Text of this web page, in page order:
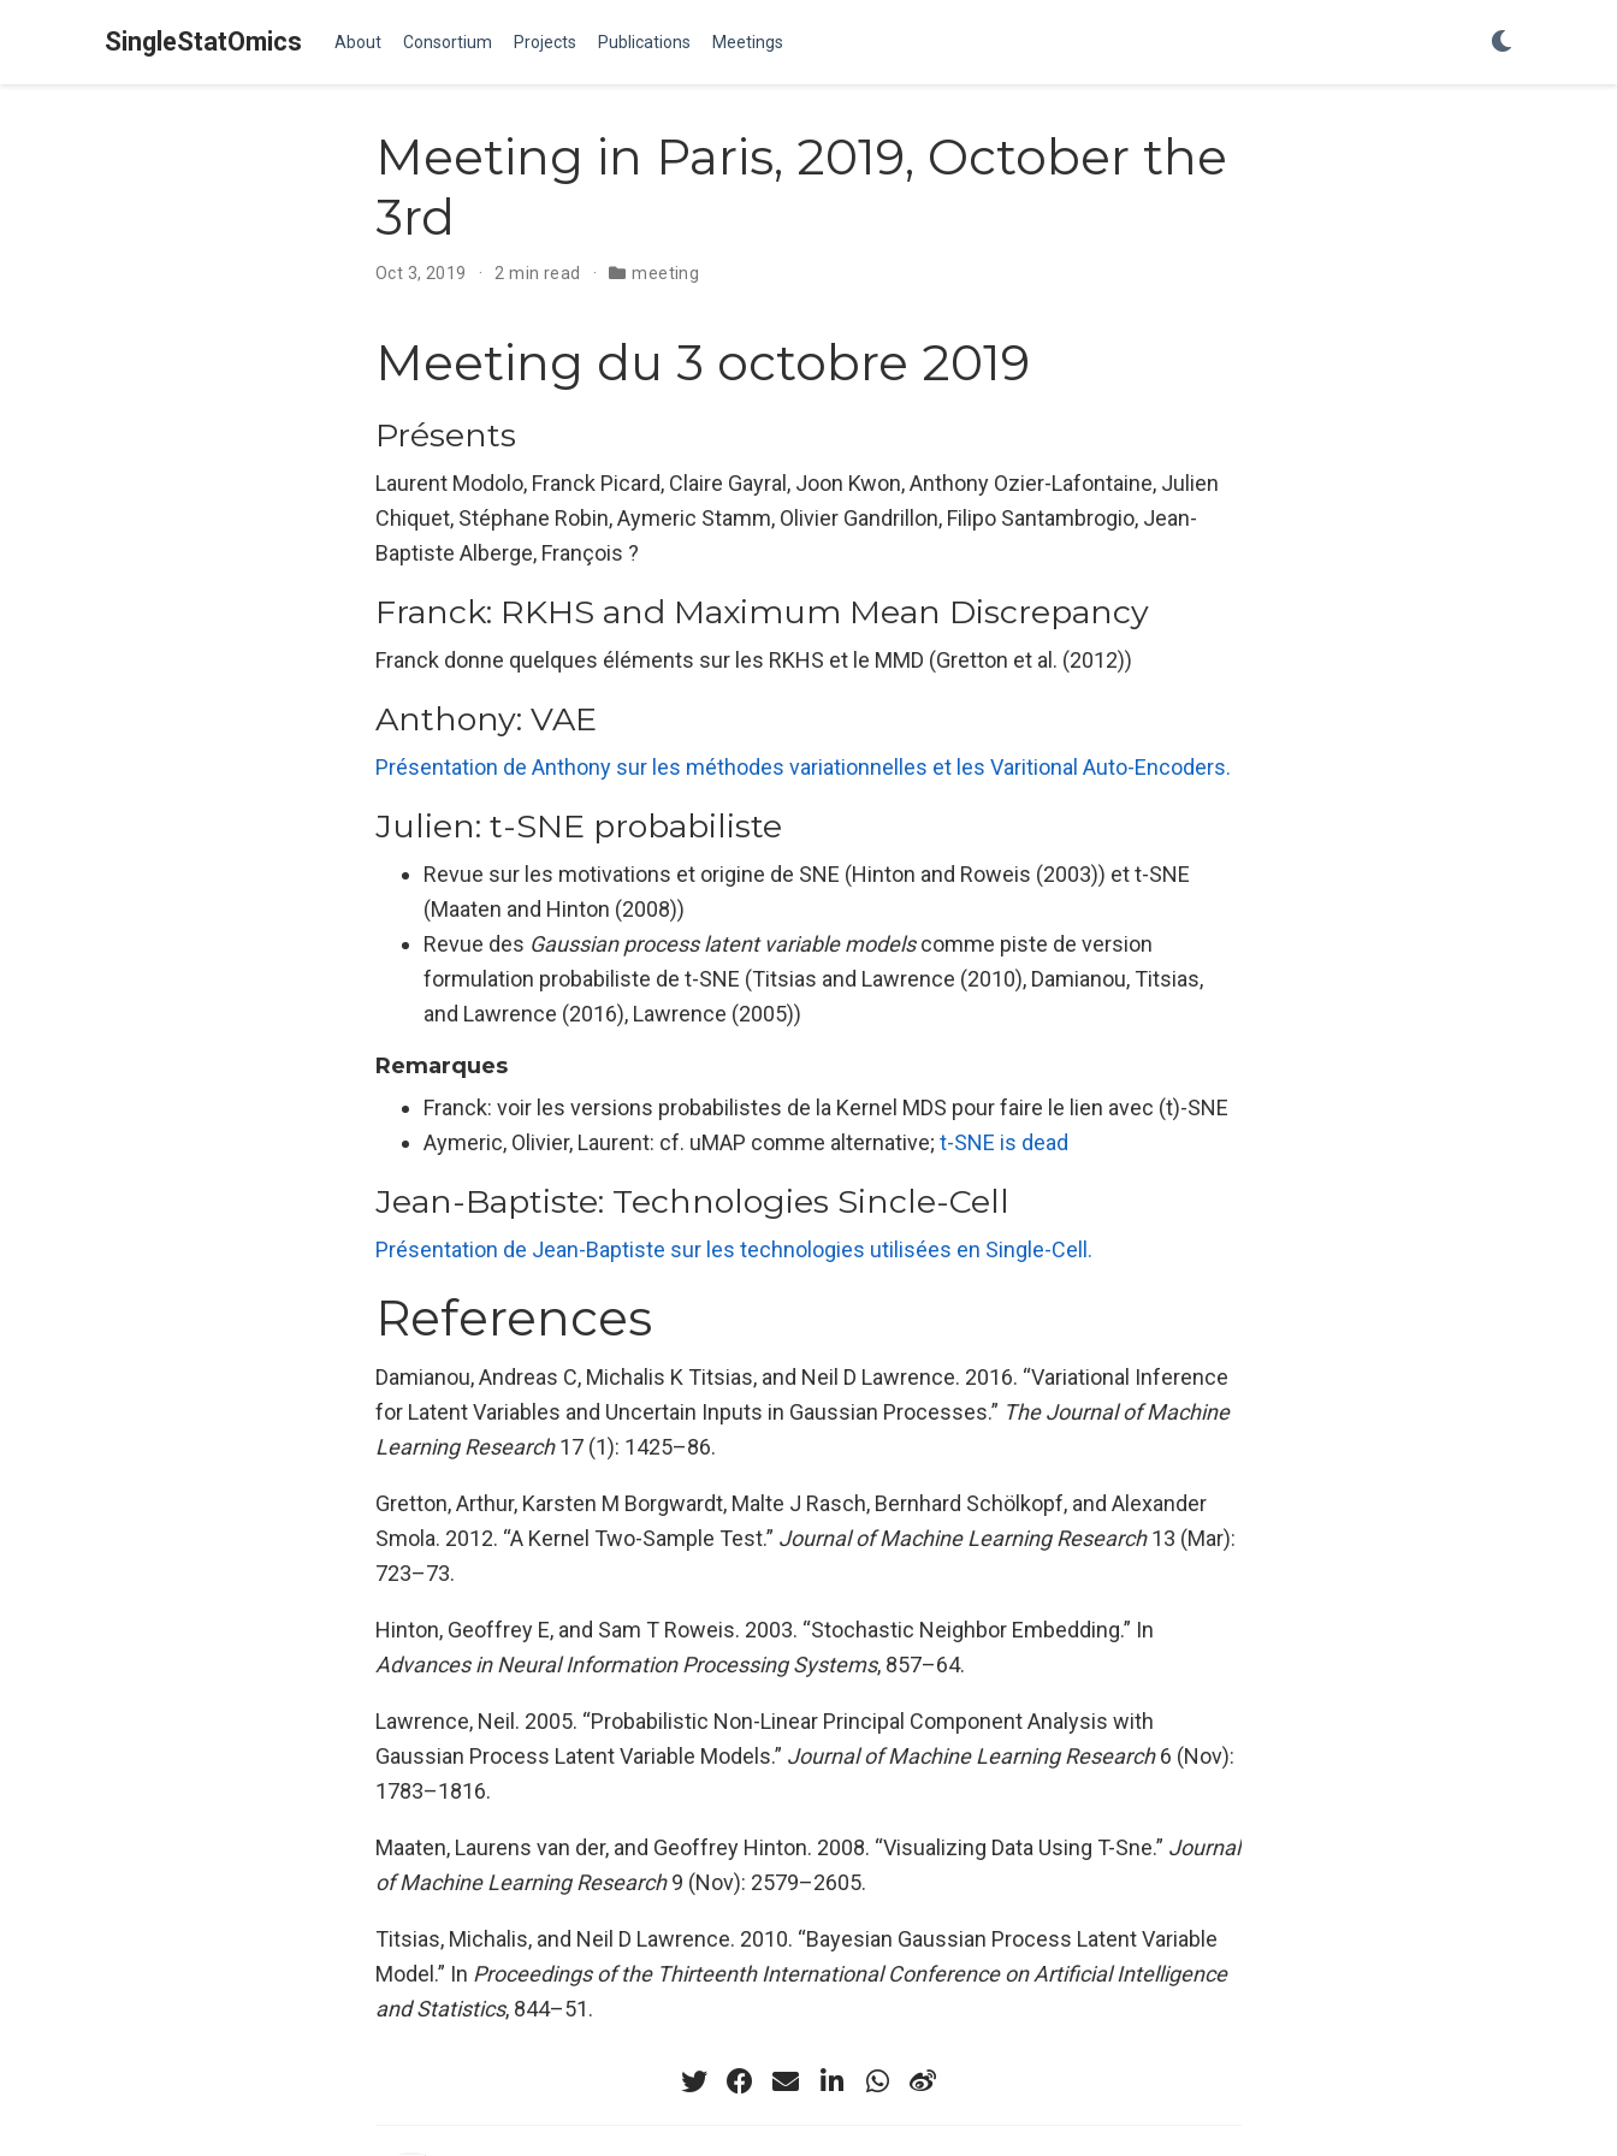
SingleStatOmics About Consortium Projects Publications Meetings
Meeting in Paris, 2019, October the
3rd
Oct 3, 2019 2 min read meeting
Meeting du 3 octobre 2019
Présents
Laurent Modolo, Franck Picard, Claire Gayral, Joon Kwon, Anthony Ozier-Lafontaine, Julien
Chiquet, Stéphane Robin, Aymeric Stamm, Olivier Gandrillon, Filipo Santambrogio, Jean-
Baptiste Alberge, François ?
Franck: RKHS and Maximum Mean Discrepancy
Franck donne quelques éléments sur les RKHS et le MMD (Gretton et al. (2012))
Anthony: VAE
Présentation de Anthony sur les méthodes variationnelles et les Varitional Auto-Encoders.
Julien: t-SNE probabiliste
Revue sur les motivations et origine de SNE (Hinton and Roweis (2003)) et t-SNE
(Maaten and Hinton (2008))
Revue des Gaussian process latent variable modelscomme piste de version
formulation probabiliste de t-SNE (Titsias and Lawrence (2010), Damianou, Titsias,
and Lawrence (2016), Lawrence (2005))
Remarques
Franck: voir les versions probabilistes de la Kernel MDS pour faire le lien avec (t)-SNE
Aymeric, Olivier, Laurent: cf. uMAP comme alternative; t-SNE is dead
Jean-Baptiste: Technologies Sincle-Cell
Présentation de Jean-Baptiste sur les technologies utilisées en Single-Cell.
References
Damianou, Andreas C, Michalis K Titsias, and Neil D Lawrence. 2016. “Variational Inference
for Latent Variables and Uncertain Inputs in Gaussian Processes.” The Journal of Machine
Learning Research17 (1): 1425–86.
Gretton, Arthur, Karsten M Borgwardt, Malte J Rasch, Bernhard Schölkopf, and Alexander
Smola. 2012. “A Kernel Two-Sample Test.” Journal of Machine Learning Research13 (Mar):
723–73.
Hinton, Geoffrey E, and Sam T Roweis. 2003. “Stochastic Neighbor Embedding.” In
Advances in Neural Information Processing Systems, 857–64.
Lawrence, Neil. 2005. “Probabilistic Non-Linear Principal Component Analysis with
Gaussian Process Latent Variable Models.” Journal of Machine Learning Research6 (Nov):
1783–1816.
Maaten, Laurens van der, and Geoffrey Hinton. 2008. “Visualizing Data Using T-Sne.” Journal
of Machine Learning Research9 (Nov): 2579–2605.
Titsias, Michalis, and Neil D Lawrence. 2010. “Bayesian Gaussian Process Latent Variable
Model.” In Proceedings of the Thirteenth International Conference on Artificial Intelligence
and Statistics, 844–51.